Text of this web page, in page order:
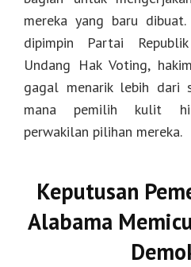
mereka yang baru
dipimpin Partai
Undang Hak Voting,
gagal menarik lebih dari
mana pemilih kulit
perwakilan pilihan mereka.
Keputusan
Alabama